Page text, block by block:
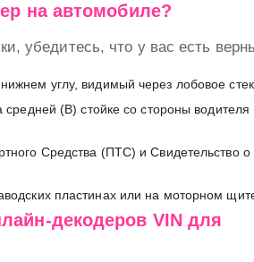
на автомобиле?
убедитесь, что у вас есть
углу, видимый через лобовое
средней (B) стойке со стороны водителя
Средства (ПТС) и Свидетельство о
пластинах или на моторном
декодеров VIN для